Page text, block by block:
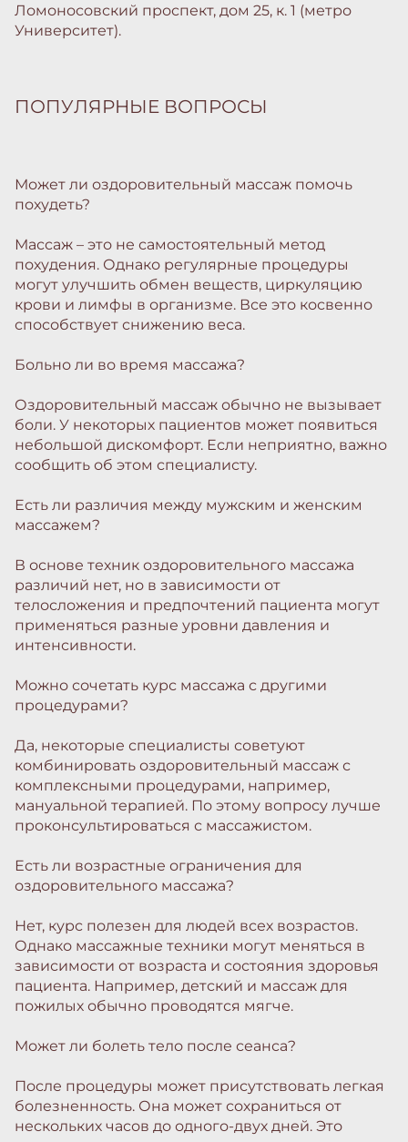
Ломоносовский проспект, дом 25, к. 1 (метро
Университет).
ПОПУЛЯРНЫЕ ВОПРОСЫ
Может ли оздоровительный массаж помочь
похудеть?
Массаж – это не самостоятельный метод
похудения. Однако регулярные процедуры
могут улучшить обмен веществ, циркуляцию
крови и лимфы в организме. Все это косвенно
способствует снижению веса.
Больно ли во время массажа?
Оздоровительный массаж обычно не вызывает
боли. У некоторых пациентов может появиться
небольшой дискомфорт. Если неприятно, важно
сообщить об этом специалисту.
Есть ли различия между мужским и женским
массажем?
В основе техник оздоровительного массажа
различий нет, но в зависимости от
телосложения и предпочтений пациента могут
применяться разные уровни давления и
интенсивности.
Можно сочетать курс массажа с другими
процедурами?
Да, некоторые специалисты советуют
комбинировать оздоровительный массаж с
комплексными процедурами, например,
мануальной терапией. По этому вопросу лучше
проконсультироваться с массажистом.
Есть ли возрастные ограничения для
оздоровительного массажа?
Нет, курс полезен для людей всех возрастов.
Однако массажные техники могут меняться в
зависимости от возраста и состояния здоровья
пациента. Например, детский и массаж для
пожилых обычно проводятся мягче.
Может ли болеть тело после сеанса?
После процедуры может присутствовать легкая
болезненность. Она может сохраниться от
нескольких часов до одного-двух дней. Это